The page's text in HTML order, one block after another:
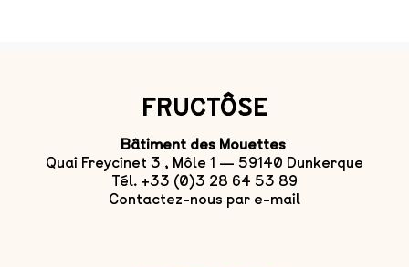
FRUCTÔSE
Bâtiment des Mouettes
Quai Freycinet 3 , Môle 1 — 59140 Dunkerque
Tél. +33 (0)3 28 64 53 89
Contactez-nous par e-mail